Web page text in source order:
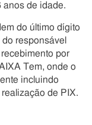
anos de idade.
do último dígito
responsável
por
Tem, onde o
incluindo
de PIX.